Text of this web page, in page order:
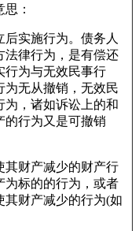
：
实施行为。债务人
法律行为，是有偿还
行为与无效民事行
为无从撤销，无效民
为，诸如诉讼上的和
的行为又是可撤销
其财产减少的财产行
为标的的行为，或者
其财产减少的行为(如